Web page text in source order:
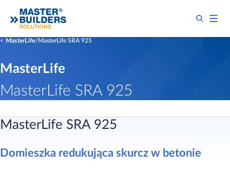
MasterLife MasterLife SRA 925
MasterLife
MasterLife SRA 925
MasterLife SRA 925
Domieszka redukująca skurcz w betonie